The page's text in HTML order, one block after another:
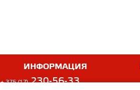
ИНФОРМАЦИЯ
+ 375 (17) 230-56-33